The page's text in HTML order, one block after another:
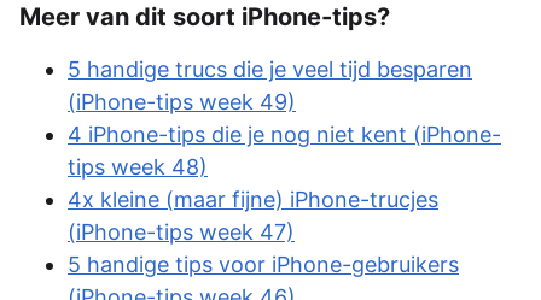
Meer van dit soort iPhone-tips?
5 handige trucs die je veel tijd besparen
(iPhone-tips week 49)
4 iPhone-tips die je nog niet kent (iPhone-
tips week 48)
4x kleine (maar fijne) iPhone-trucjes
(iPhone-tips week 47)
5 handige tips voor iPhone-gebruikers